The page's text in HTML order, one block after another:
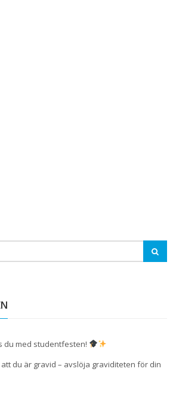
du med studentfesten!
du är gravid – avslöja graviditeten för din